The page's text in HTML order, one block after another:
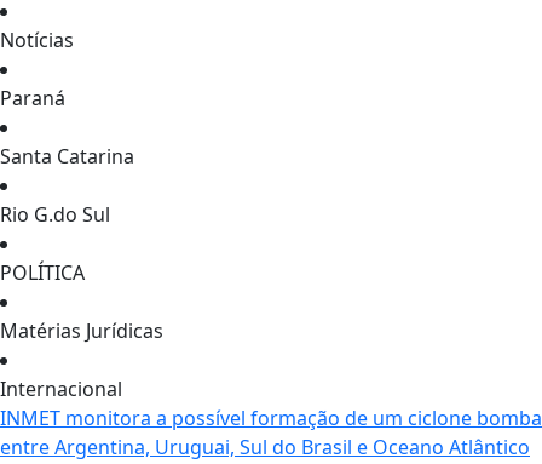
Notícias
Paraná
Santa Catarina
Rio G.do Sul
POLÍTICA
Matérias Jurídicas
Internacional
INMET monitora a possível formação de um ciclone bomba
entre Argentina, Uruguai, Sul do Brasil e Oceano Atlântico